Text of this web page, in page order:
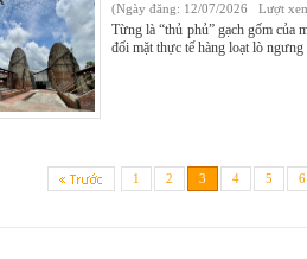
(Ngày đăng: 12/07/2026 Lượt
Từng là “thủ phủ” gạch gốm của
đối mặt thực tế hàng loạt lò ngưng
1 2 3 4 5 6